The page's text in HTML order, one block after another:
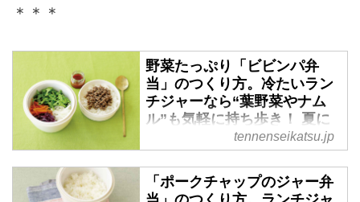
＊＊＊
野菜たっぷり「ビビンパ弁
当」のつくり方。冷たいラン
チジャーなら“葉野菜やナム
ル”も気軽に持ち歩き！ 夏に
もおすすめひんやり弁当／料
理家・瀬戸口しおりさん - 天
然生活web
（『天然生活』2020年4月号掲
tennenseikatsu.jp
「ポークチャップのジャー弁